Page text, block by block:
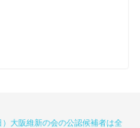
大阪維新の会の公認候補者は全